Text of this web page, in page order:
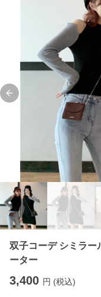
Previous slide
双子コーデ シミラー
ーター
3,400 円 (税込)